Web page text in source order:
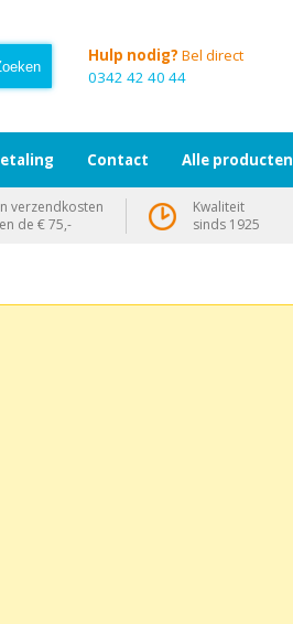
Hulp nodig? Bel direct
0342 42 40 44
Contact Alle producten
verzendkosten
de € 75,-
Kwaliteit
sinds 1925